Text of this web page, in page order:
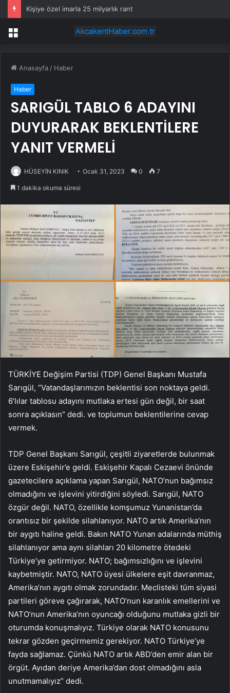
Kişiye özel imarla 25 milyarlık rant
Menü
Anasayfa / Haber
Haber
SARIGÜL TABLO 6 ADAYINI
DUYURARAK BEKLENTİLERE
YANIT VERMELİ
HÜSEYİN KINIK Ocak 31, 2023 0 7
1 dakika okuma süresi
TÜRKİYE Değişim Partisi (TDP) Genel Başkanı Mustafa
Sarıgül, “Vatandaşlarımızın beklentisi son noktaya geldi.
6’lılar tablosu adayını mutlaka ertesi gün değil, bir saat
sonra açıklasın” dedi. ve toplumun beklentilerine cevap
vermek.
TDP Genel Başkanı Sarıgül, çeşitli ziyaretlerde bulunmak
üzere Eskişehir’e geldi. Eskişehir Kapalı Cezaevi önünde
gazetecilere açıklama yapan Sarıgül, NATO’nun bağımsız
olmadığını ve işlevini yitirdiğini söyledi. Sarıgül, NATO
özgür değil. NATO, özellikle komşumuz Yunanistan’da
orantısız bir şekilde silahlanıyor. NATO artık Amerika’nın
bir aygıtı haline geldi. Bakın NATO Yunan adalarında müthiş
silahlanıyor ama aynı silahları 20 kilometre ötedeki
Türkiye’ye getirmiyor. NATO; bağımsızlığını ve işlevini
kaybetmiştir. NATO, NATO üyesi ülkelere eşit davranmaz,
Amerika’nın aygıtı olmak zorundadır. Meclisteki tüm siyasi
partileri göreve çağırarak, NATO’nun karanlık emellerini ve
NATO’nun Amerika’nın oyuncağı olduğunu mutlaka gizli bir
oturumda konuşmalıyız. Türkiye olarak NATO konusunu
tekrar gözden geçirmemiz gerekiyor. NATO Türkiye’ye
fayda sağlamaz. Çünkü NATO artık ABD’den emir alan bir
örgüt. Ayıdan deriye Amerika’dan dost olmadığını asla
unutmamalıyız” dedi.